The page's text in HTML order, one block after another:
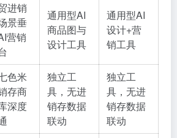
进销
景垂
营销
通用型AI
商品图与
设计工具
通用型AI
设计+营
销工具
色米
存商
深度
独立工
具，无进
销存数据
联动
独立工
具，无进
销存数据
联动